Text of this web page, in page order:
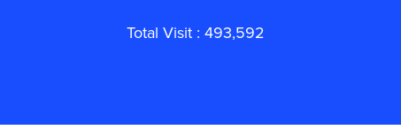
Total Visit : 493,592